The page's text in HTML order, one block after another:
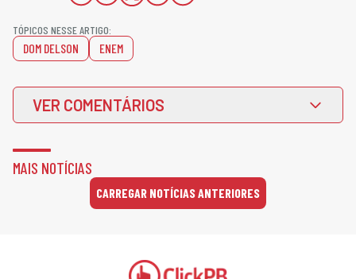
TÓPICOS NESSE ARTIGO:
DOM DELSON ENEM
VER COMENTÁRIOS
MAIS NOTÍCIAS
CARREGAR NOTÍCIAS ANTERIORES